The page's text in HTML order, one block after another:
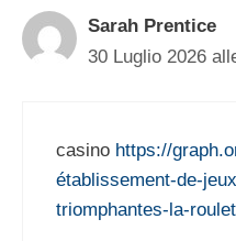
Sarah Prentice
30 Luglio 2026
casino https://
établissement-de-
triomphantes-la-